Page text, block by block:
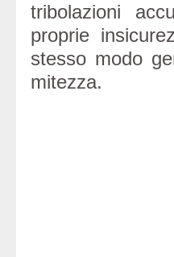
tribolazioni
proprie
stesso modo
mitezza.